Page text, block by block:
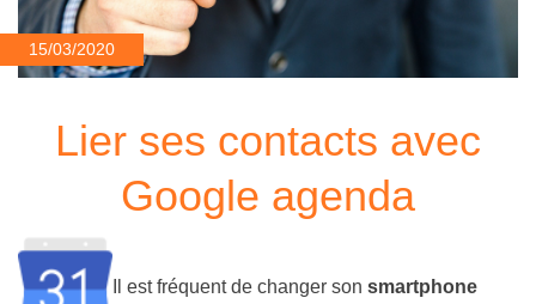
15/03/2020
Lier ses contacts avec
Google agenda
Il est fréquent de changer son smartphone